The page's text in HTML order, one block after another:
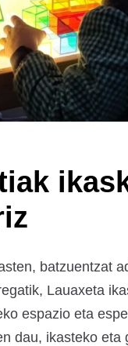
batzuentzat
Lauaxeta
espazio eta
dau, ikasteko eta